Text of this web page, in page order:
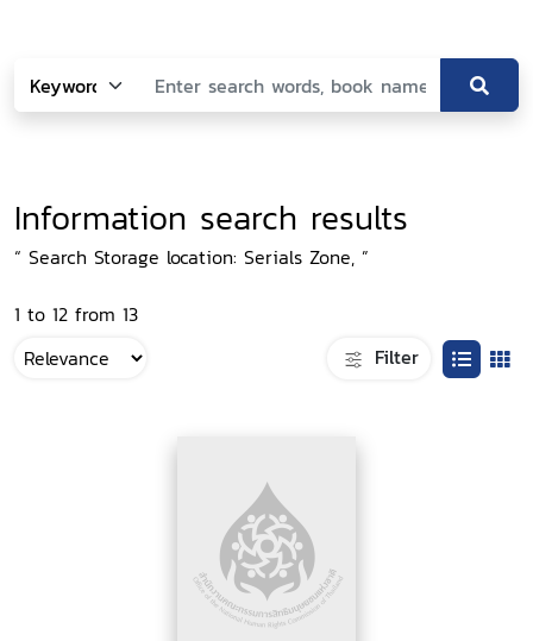
Information search results
“ Search Storage location: Serials Zone, ”
1 to 12 from 13
Filter